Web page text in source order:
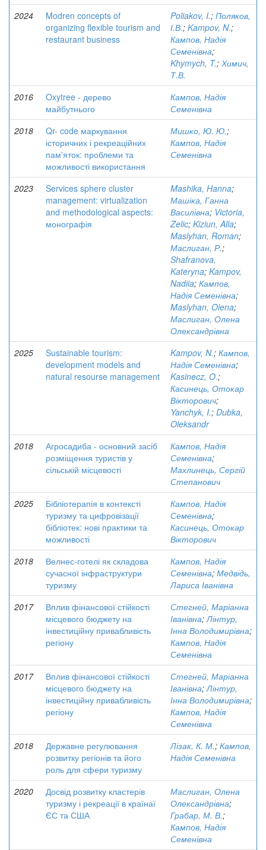
2024
Modren concepts of
organizing flexible tourism and
restaurant business
Poliakov, I.; Поляков,
І.В.; Kampov, N.;
Кампов, Надія
Семенівна;
Khymych, T.; Химич,
Т.В.
2016
Oxytree - дерево
майбутнього
Кампов, Надія
Семенівна
2018
Qr- code маркування
історичних і рекреаційних
пам'яток: проблеми та
можливості використання
Мишко, Ю. Ю.;
Кампов, Надія
Семенівна
2023
Services sphere cluster
management: virtualization
and methodological aspects:
монографія
Mashika, Hanna;
Машіка, Ганна
Василівна; Victoria,
Zelic; Kiziun, Alla;
Maslyhan, Roman;
Маслиган, Р.;
Shafranova,
Kateryna; Kampov,
Nadiia; Кампов,
Надія Семенівна;
Maslyhan, Olena;
Маслиган, Олена
Олександрівна
2025
Sustainable tourism:
development models and
natural resourse management
Kampov, N.; Кампов,
Надія Семенівна;
Kasinecz, O.;
Касинець, Отокар
Вікторович;
Yanchyk, I.; Dubka,
Oleksandr
2018
Агросадиба - основний засіб
розміщення туристів у
сільській місцевості
Кампов, Надія
Семенівна;
Махлинець, Сергій
Степанович
2025
Бібліотерапія в контексті
туризму та цифровізації
бібліотек: нові практики та
можливості
Кампов, Надія
Семенівна;
Касинець, Отокар
Вікторович
2018
Велнес-готелі як складова
сучасної інфраструктури
туризму
Кампов, Надія
Семенівна; Медвідь,
Лариса Іванівна
2017
Вплив фінансової стійкості
місцевого бюджету на
інвестиційну привабливість
регіону
Стегней, Маріанна
Іванівна;Лінтур,
Інна Володимирівна;
Кампов, Надія
Семенівна
2017
Вплив фінансової стійкості
місцевого бюджету на
інвестиційну привабливість
регіону
Стегней, Маріанна
Іванівна;Лінтур,
Інна Володимирівна;
Кампов, Надія
Семенівна
2018
Державне регулювання
розвитку регіонів та його
роль для сфери туризму
Лізак, К. М.; Кампов,
Надія Семенівна
2020
Досвід розвитку кластерів
туризму і рекреації в країнаї
ЄС та США
Маслиган, Олена
Олександрівна;
Грабар, М. В.;
Кампов, Надія
Семенівна